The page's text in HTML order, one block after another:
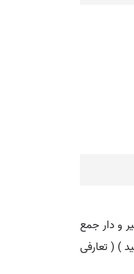
۵ - ( اسم ) زخم جراحت. ۶ - درد سر تصدیع. ۷ - آزار محنت رنج. ۸ - هنگامه گیر و دار جمع
) ( تعارفی